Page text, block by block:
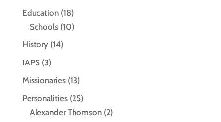
Education(18)
Schools(10)
History(14)
IAPS(3)
Missionaries(13)
Personalities(25)
Alexander Thomson(2)